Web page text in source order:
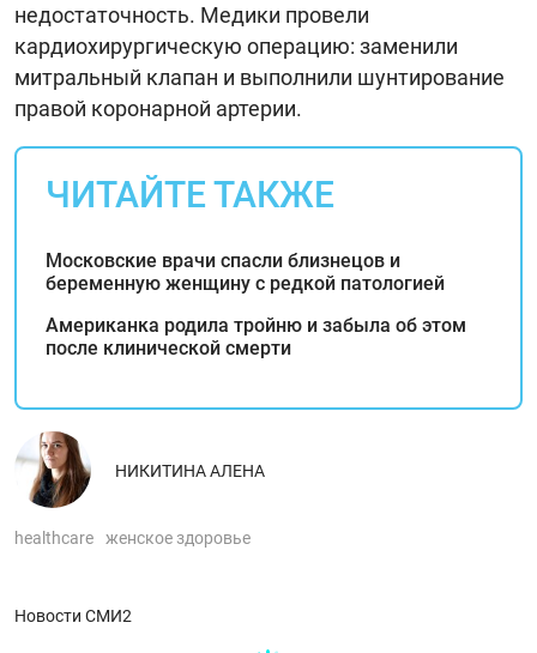
недостаточность. Медики провели
кардиохирургическую операцию: заменили
митральный клапан и выполнили шунтирование
правой коронарной артерии.
ЧИТАЙТЕ ТАКЖЕ
Московские врачи спасли близнецов и
беременную женщину с редкой патологией
Американка родила тройню и забыла об этом
после клинической смерти
НИКИТИНА АЛЕНА
healthcare женское здоровье
Новости СМИ2